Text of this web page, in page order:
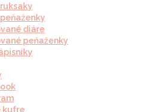
diáre
peňaženky
kufre